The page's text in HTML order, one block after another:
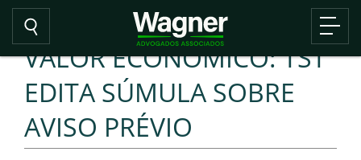
VALOR ECONÔMICO: TST
EDITA SÚMULA SOBRE
AVISO PRÉVIO